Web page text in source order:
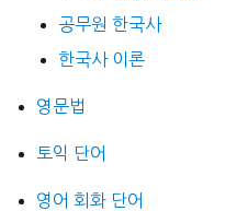
공무원 한국사
한국사 이론
영문법
토익 단어
영어 회화 단어